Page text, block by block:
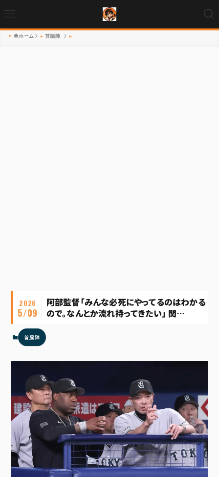
ホーム 首脳陣
阿部監督「みんな必死にやってるのはわかる
ので。なんとか流れ持ってきたい」 関…
2026
5/09
首脳陣